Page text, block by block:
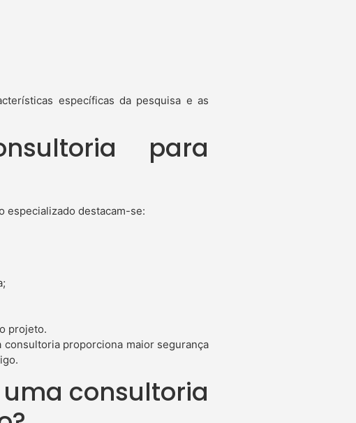
específicas da pesquisa e as
para
especializado destacam-se:
projeto.
proporciona maior segurança
consultoria